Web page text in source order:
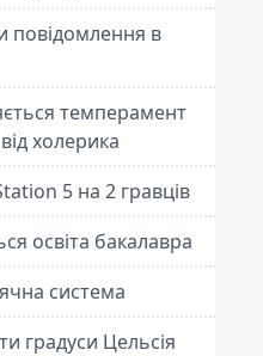
повідомлення в
темперамент
холерика
5 на 2 гравців
освіта бакалавра
система
градуси Цельсія